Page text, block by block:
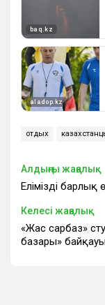
отдых
Алдыңғы жаңалық
Еліміздің
Келесі жаңалық
«Жас сарбаз»
базары»